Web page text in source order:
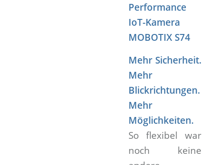
Performance
IoT-Kamera
MOBOTIX S74
Mehr Sicherheit.
Mehr
Blickrichtungen.
Mehr
Möglichkeiten.
So flexibel war
noch keine